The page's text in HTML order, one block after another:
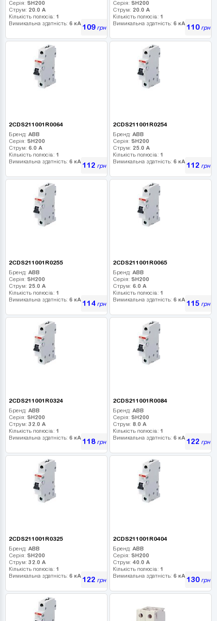
Серія: SH200
Струм: 20.0 А
Кількість полюсів: 1
Вимикальна здатність: 6 кА 109грн
Серія: SH200
Струм: 20.0 А
Кількість полюсів: 1
Вимикальна здатність: 6 кА 110грн
2CDS211001R0064
Бренд: ABB
Серія: SH200
Струм: 6.0 А
Кількість полюсів: 1
Вимикальна здатність: 6 кА 112 грн
2CDS211001R0254
Бренд: ABB
Серія: SH200
Струм: 25.0 А
Кількість полюсів: 1
Вимикальна здатність: 6 кА 112 грн
2CDS211001R0255
Бренд: ABB
Серія: SH200
Струм: 25.0 А
Кількість полюсів: 1
Вимикальна здатність: 6 кА 114грн
2CDS211001R0065
Бренд: ABB
Серія: SH200
Струм: 6.0 А
Кількість полюсів: 1
Вимикальна здатність: 6 кА 115 грн
2CDS211001R0324
Бренд: ABB
Серія: SH200
Струм:32.0 А
Кількість полюсів: 1
Вимикальна здатність: 6 кА 118грн
2CDS211001R0084
Бренд: ABB
Серія: SH200
Струм: 8.0 А
Кількість полюсів: 1
Вимикальна здатність: 6 кА 122 грн
2CDS211001R0325
Бренд: ABB
Серія: SH200
Струм:32.0 А
Кількість полюсів: 1
Вимикальна здатність: 6 кА 122 грн
2CDS211001R0404
Бренд: ABB
Серія: SH200
Струм: 40.0 А
Кількість полюсів: 1
Вимикальна здатність: 6 кА 130грн